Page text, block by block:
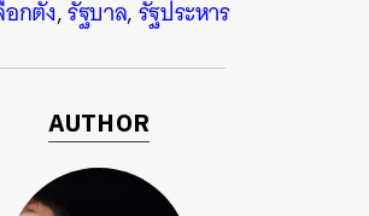
อกตั้ง,รัฐบาล,รัฐประหาร
AUTHOR